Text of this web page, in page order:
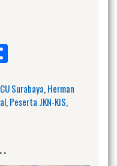
Surabaya,Herman
,Peserta JKN-KIS,